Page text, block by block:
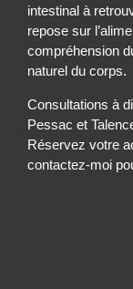
intestinal à
repose sur
compréhension
naturel du corps.
Consultations à
Pessac et
Réservez votre
contactez-moi